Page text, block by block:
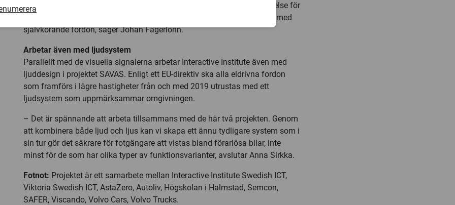
– Testerna som nu utförs på AstaZero kommer ge oss en bättre förståelse för
hur gränssnittet skulle fungera i olika typer trafiksituationer och möten med
självkörande fordon, säger Johan Fagerlönn.
Arbetar även med ljudsystem
Parallellt med de visuella signalerna arbetar Interactive Institute även med
ljuddesign i projektet SAVAS. Enligt ett EU-direktiv ska alla eldrivna fordon
som framförs i lägre hastigheter från och med 2019 utrustas med ett
ljudsystem som uppmärksammar omgivningen.
– Det är spännande att arbeta tillsammans med de här två projekten. Genom
att kombinera både ljud och ljus kan vi skapa ett ännu tydligare system som i
sin tur gör det säkrare för fotgängare att vistas bland förarlösa bilar, inte
minst för de som har olika typer av funktionsvarianter, avslutar Anna Sirkka.
Fotnot: Projektet är ett samarbete mellan Interactive Institute Swedish ICT,
Viktoria Swedish ICT, AstaZero, Autoliv, Högskolan i Halmstad, Semcon,
SAFER, Viscando, Volvo Cars, Volvo Trucks.